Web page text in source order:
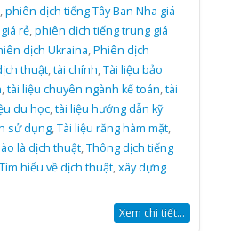
,phiên dịch tiếng Tây Ban Nha giá
rẻ,phiên dịch tiếng trung giá
dịch Ukraina,Phiên dịch
thuật,tài chính,Tài liệu bảo
,tài liệu chuyên ngành kế toán,tài
du học,tài liệu hướng dẫn kỹ
sử dụng,Tài liệu răng hàm mặt,
là dịch thuật,Thông dịch tiếng
Tìm hiểu về dịch thuật,xây dựng
Xem chi tiết...